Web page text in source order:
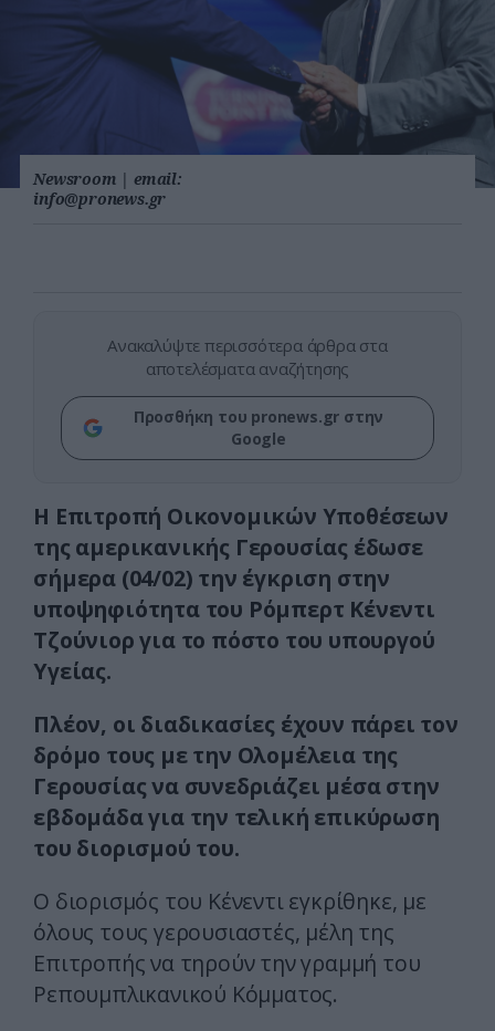
Newsroom | email:
info@pronews.gr
Ανακαλύψτε περισσότερα άρθρα στα
αποτελέσματα αναζήτησης
Προσθήκη του pronews.gr στην
Google
Η Επιτροπή Οικονομικών Υποθέσεων
της αμερικανικής Γερουσίας έδωσε
σήμερα (04/02) την έγκριση στην
υποψηφιότητα του Ρόμπερτ Κένεντι
Τζούνιορ για το πόστο του υπουργού
Υγείας.
Πλέον, οι διαδικασίες έχουν πάρει τον
δρόμο τους με την Ολομέλεια της
Γερουσίας να συνεδριάζει μέσα στην
εβδομάδα για την τελική επικύρωση
του διορισμού του.
Ο διορισμός του Κένεντι εγκρίθηκε, με
όλους τους γερουσιαστές, μέλη της
Επιτροπής να τηρούν την γραμμή του
Ρεπουμπλικανικού Κόμματος.